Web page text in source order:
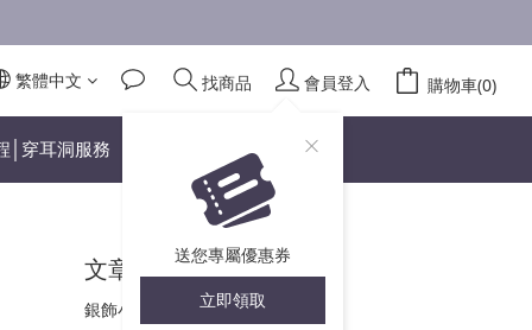
繁體中文 找商品 會員登入
送您專屬優惠券
立即領取
購物車(0)
│穿耳洞服務
文章分類
銀飾小知識